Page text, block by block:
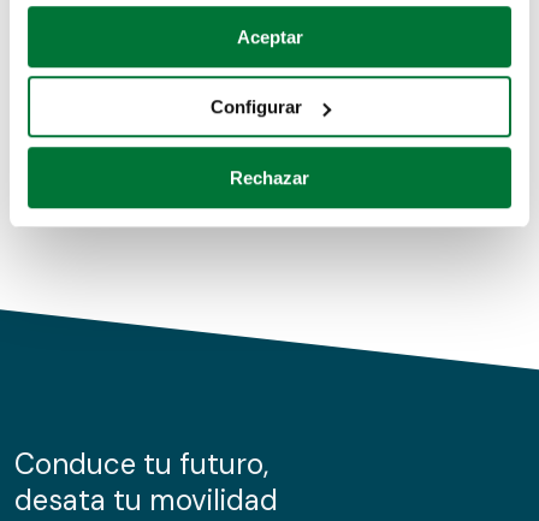
Si lo permite, también quisiéramos:
Recopilar información sobre su ubicación geográfica
Identificar su dispositivo analizándolo activamente
para buscar características específicas (huellas
Obtenga más información sobre cómo se procesan sus
de cookies.
información sobre el uso que haga del sitio web con
nuestros partners de redes sociales, publicidad y análisis
Aceptar
Configurar
Rechazar
Coches de segunda mano
Coches de km0
Conduce tu futuro,
desata tu movilidad